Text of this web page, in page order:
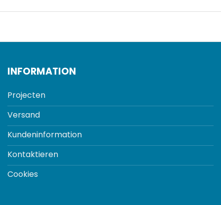
INFORMATION
Projecten
Versand
Kundeninformation
Kontaktieren
Cookies